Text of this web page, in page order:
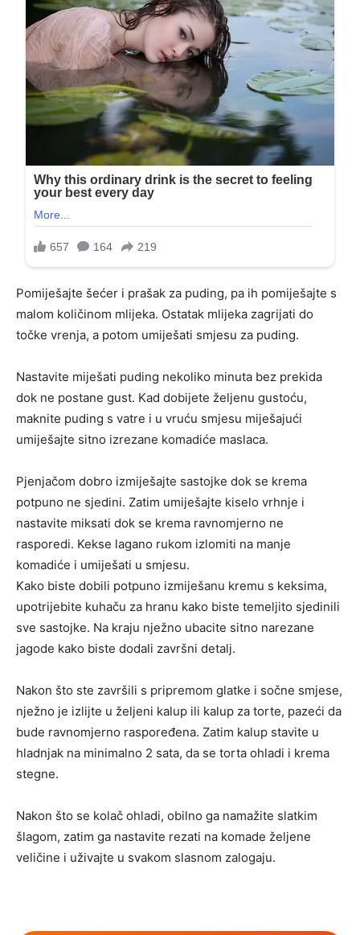
Pomiješajte šećer i prašak za puding, pa ih pomiješajte s
malom količinom mlijeka. Ostatak mlijeka zagrijati do
točke vrenja, a potom umiješati smjesu za puding.
Nastavite miješati puding nekoliko minuta bez prekida
dok ne postane gust. Kad dobijete željenu gustoću,
maknite puding s vatre i u vruću smjesu miješajući
umiješajte sitno izrezane komadiće maslaca.
Pjenjačom dobro izmiješajte sastojke dok se krema
potpuno ne sjedini. Zatim umiješajte kiselo vrhnje i
nastavite miksati dok se krema ravnomjerno ne
rasporedi. Kekse lagano rukom izlomiti na manje
komadiće i umiješati u smjesu.
Kako biste dobili potpuno izmiješanu kremu s keksima,
upotrijebite kuhaču za hranu kako biste temeljito sjedinili
sve sastojke. Na kraju nježno ubacite sitno narezane
jagode kako biste dodali završni detalj.
Nakon što ste završili s pripremom glatke i sočne smjese,
nježno je izlijte u željeni kalup ili kalup za torte, pazeći da
bude ravnomjerno raspoređena. Zatim kalup stavite u
hladnjak na minimalno 2 sata, da se torta ohladi i krema
stegne.
Nakon što se kolač ohladi, obilno ga namažite slatkim
šlagom, zatim ga nastavite rezati na komade željene
veličine i uživajte u svakom slasnom zalogaju.